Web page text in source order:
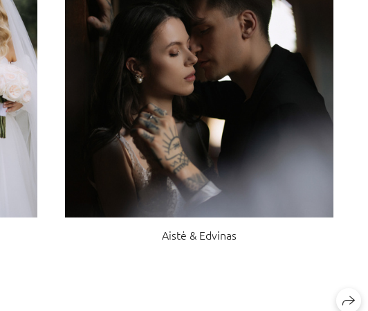
Aistė & Edvinas